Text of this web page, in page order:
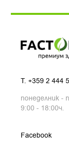
T. +359 2 444
понеделник -
9:00 - 18:00ч.
Facebook